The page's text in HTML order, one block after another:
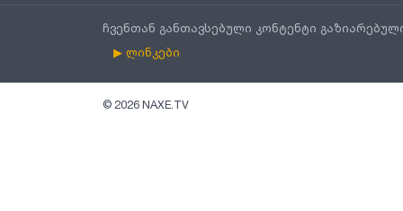
ჩვენთან განთავსებული კონტენტი
▶ ლინკები
© 2026 NAXE.TV